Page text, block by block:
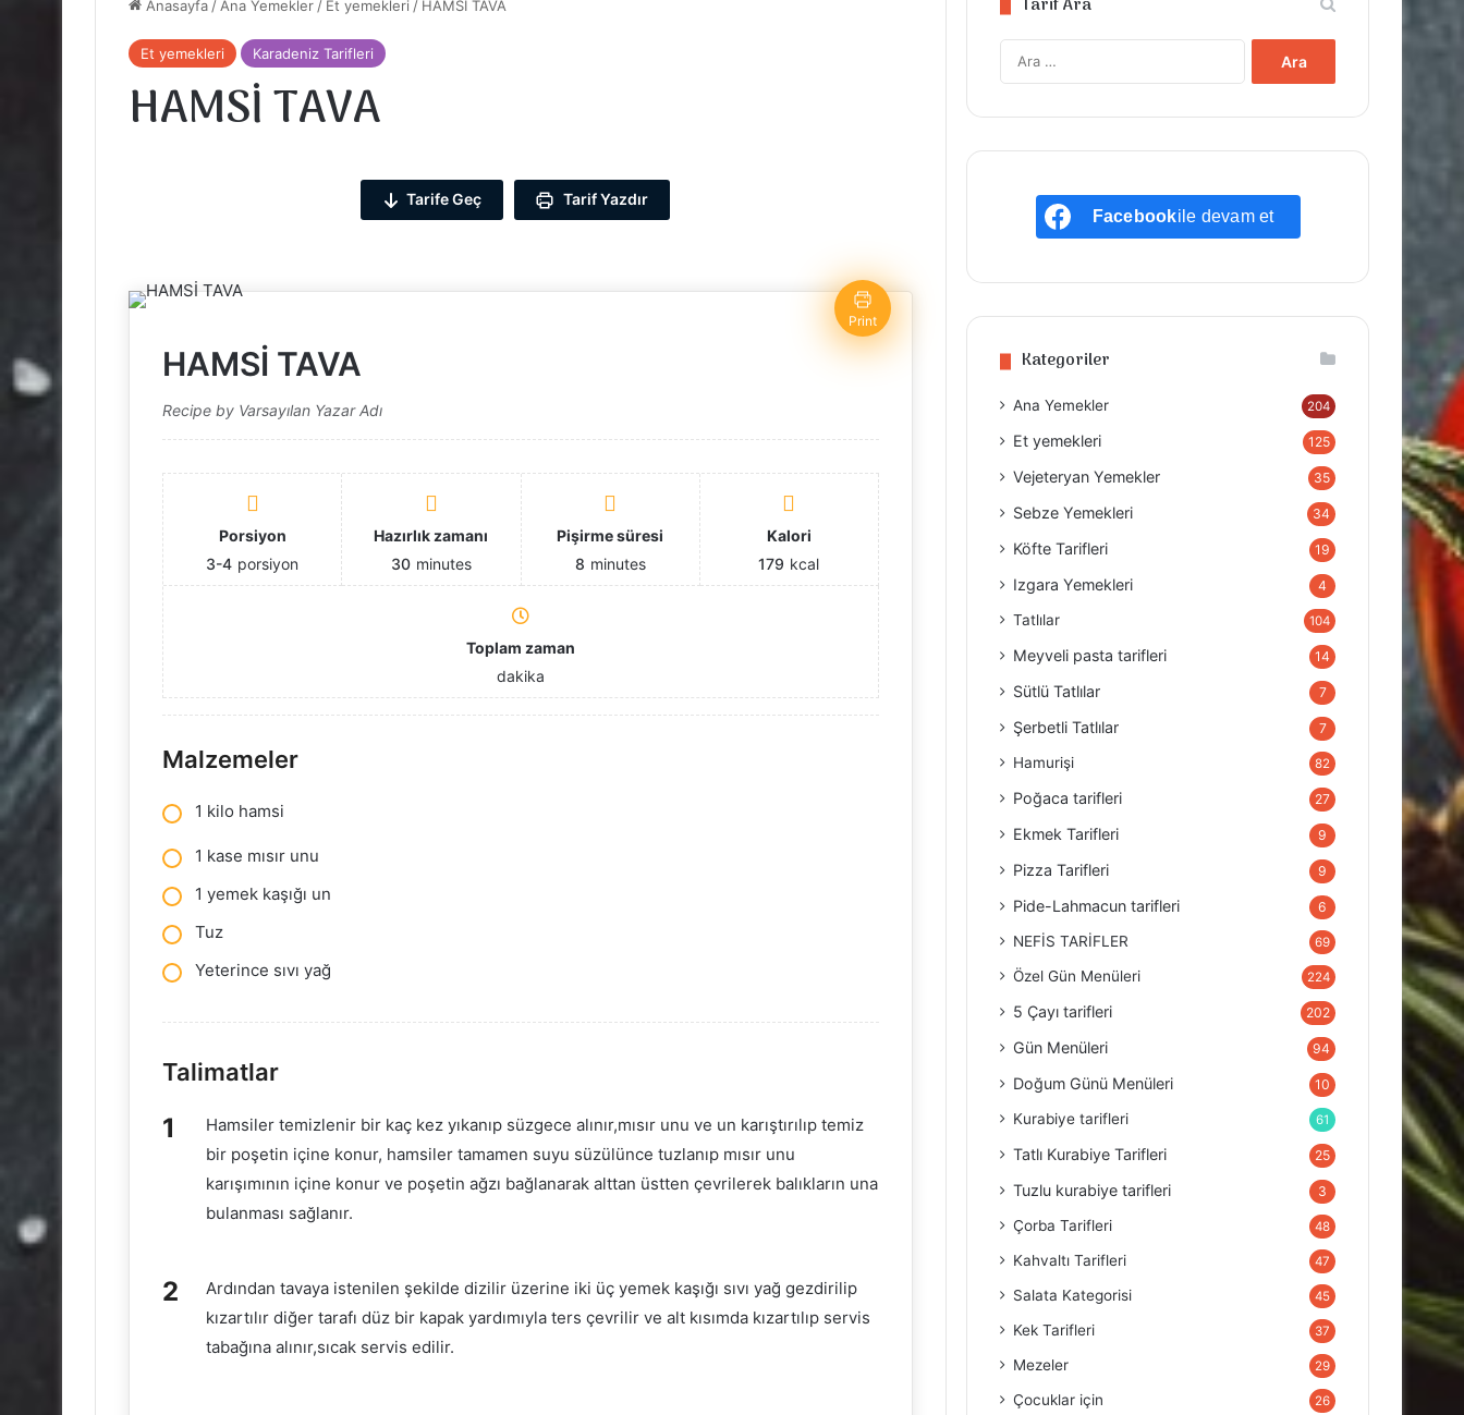
Anasayfa / Ana Yemekler / Et yemekleri / HAMSİ TAVA
Et yemekleri Karadeniz Tarifleri
HAMSİ TAVA
Tarife Geç Tarif Yazdır
Print
HAMSİ TAVA
Recipe by Varsayılan Yazar Adı
Porsiyon
3-4 porsiyon
Hazırlık zamanı
30 minutes
Pişirme süresi
8 minutes
Kalori
179 kcal
Toplam zaman
dakika
Malzemeler
1 kilo hamsi
1 kase mısır unu
1 yemek kaşığı un
Tuz
Yeterince sıvı yağ
Talimatlar
Hamsiler temizlenir bir kaç kez yıkanıp süzgece alınır,mısır unu ve un karıştırılıp temiz
bir poşetin içine konur, hamsiler tamamen suyu süzülünce tuzlanıp mısır unu
karışımının içine konur ve poşetin ağzı bağlanarak alttan üstten çevrilerek balıkların una
bulanması sağlanır.
Ardından tavaya istenilen şekilde dizilir üzerine iki üç yemek kaşığı sıvı yağ gezdirilip
kızartılır diğer tarafı düz bir kapak yardımıyla ters çevrilir ve alt kısımda kızartılıp servis
tabağına alınır,sıcak servis edilir.
Tarif Ara
Facebookile devam et
Kategoriler
Ana Yemekler 204
Et yemekleri 125
Vejeteryan Yemekler 35
Sebze Yemekleri 34
Köfte Tarifleri 19
Izgara Yemekleri 4
Tatlılar 104
Meyveli pasta tarifleri 14
Sütlü Tatlılar 7
Şerbetli Tatlılar 7
Hamurişi 82
Poğaca tarifleri 27
Ekmek Tarifleri 9
Pizza Tarifleri 9
Pide-Lahmacun tarifleri 6
NEFİS TARİFLER 69
Özel Gün Menüleri 224
5 Çayı tarifleri 202
Gün Menüleri 94
Doğum Günü Menüleri 10
Kurabiye tarifleri 61
Tatlı Kurabiye Tarifleri 25
Tuzlu kurabiye tarifleri 3
Çorba Tarifleri 48
Kahvaltı Tarifleri 47
Salata Kategorisi 45
Kek Tarifleri 37
Mezeler 29
Çocuklar için 26